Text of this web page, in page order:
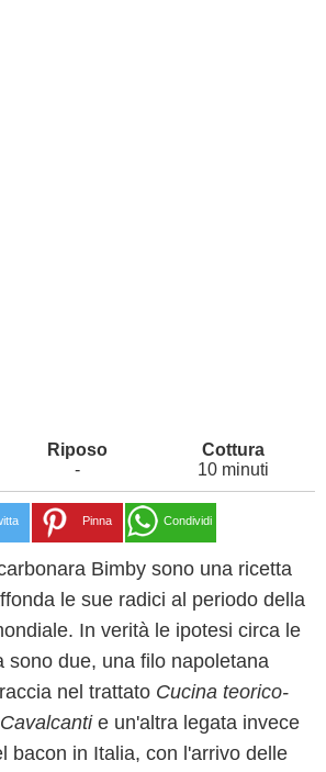
- 10 minuti
Pinna Condividi
Bimby sono una ricetta
le sue radici al periodo della
In verità le ipotesi circa le
sono due, una filo napoletana
nel trattato Cucina teorico-
e un'altra legata invece
bacon in Italia, con l'arrivo delle